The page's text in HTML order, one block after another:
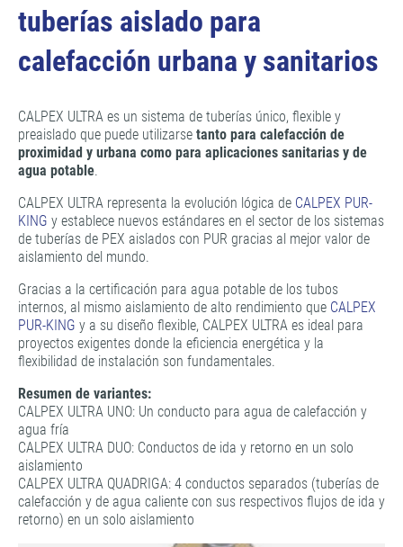
tuberías aislado para
calefacción urbana y sanitarios
CALPEX ULTRA es un sistema de tuberías único, flexible y
preaislado que puede utilizarse tanto para calefacción de
proximidad y urbana como para aplicaciones sanitarias y de
agua potable.
CALPEX ULTRA representa la evolución lógica de CALPEX PUR-
KING y establece nuevos estándares en el sector de los sistemas
de tuberías de PEX aislados con PUR gracias al mejor valor de
aislamiento del mundo.
Gracias a la certificación para agua potable de los tubos
internos, al mismo aislamiento de alto rendimiento que CALPEX
PUR-KING y a su diseño flexible, CALPEX ULTRA es ideal para
proyectos exigentes donde la eficiencia energética y la
flexibilidad de instalación son fundamentales.
Resumen de variantes:
CALPEX ULTRA UNO: Un conducto para agua de calefacción y
agua fría
CALPEX ULTRA DUO: Conductos de ida y retorno en un solo
aislamiento
CALPEX ULTRA QUADRIGA: 4 conductos separados (tuberías de
calefacción y de agua caliente con sus respectivos flujos de ida y
retorno) en un solo aislamiento